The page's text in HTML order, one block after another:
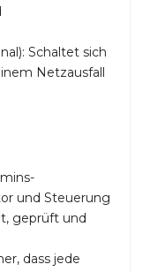
Schaltet sich
Netzausfall
und Steuerung
geprüft und
dass jede